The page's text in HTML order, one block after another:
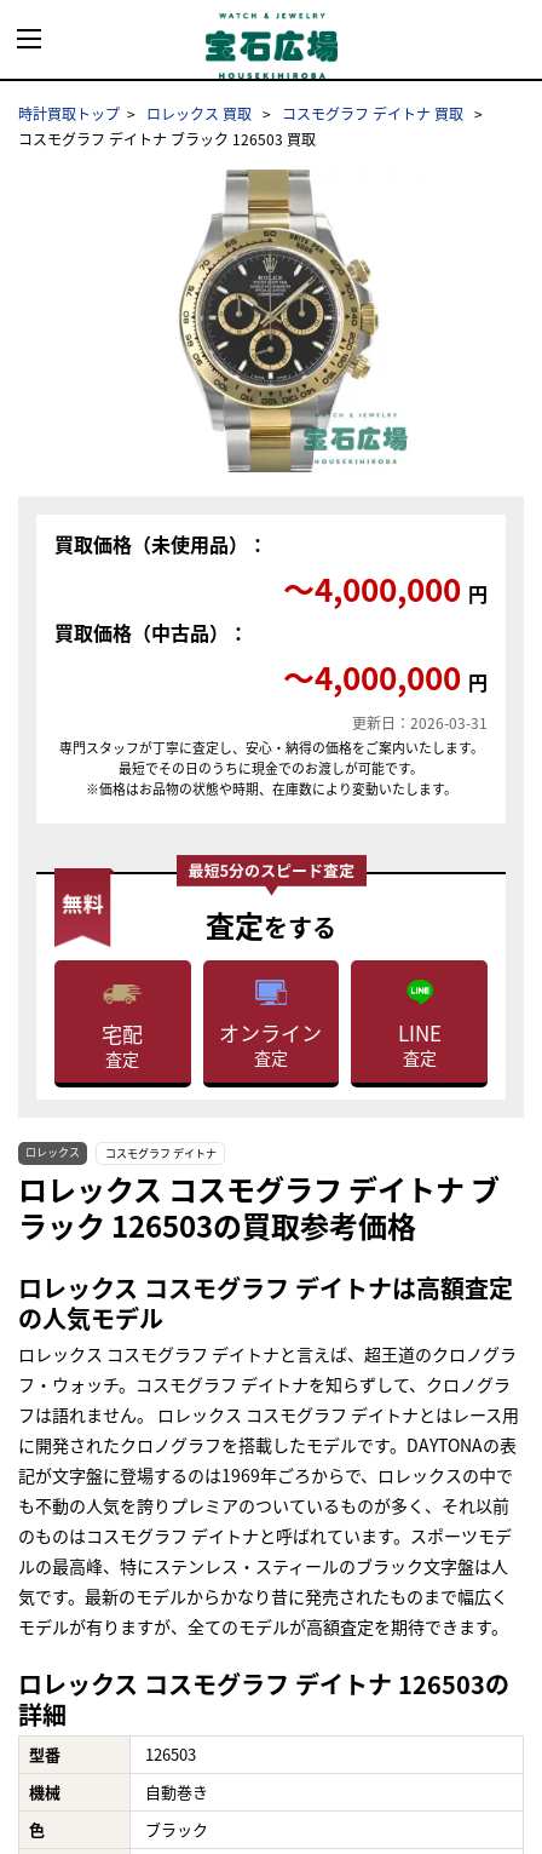
時計買取トップ ロレックス 買取
コスモグラフ デイトナ 買取
コスモグラフ デイトナ ブラック 126503 買取
買取価格（未使用品）：
〜4,000,000 円
買取価格（中古品）：
〜4,000,000 円
更新日：2026-03-31
専門スタッフが丁寧に査定し、安心・納得の価格をご案内いたします。
最短でその日のうちに現金でのお渡しが可能です。
※価格はお品物の状態や時期、在庫数により変動いたします。
査定をする
宅配
査定
オンライン
査定
LINE
査定
ロレックス コスモグラフ デイトナ
ロレックス コスモグラフ デイトナ ブ
ラック 126503の買取参考価格
ロレックス コスモグラフ デイトナは高額査定
の人気モデル
ロレックス コスモグラフ デイトナと言えば、超王道のクロノグラ
フ・ウォッチ。コスモグラフ デイトナを知らずして、クロノグラ
フは語れません。 ロレックス コスモグラフ デイトナとはレース用
に開発されたクロノグラフを搭載したモデルです。DAYTONAの表
記が文字盤に登場するのは1969年ごろからで、ロレックスの中で
も不動の人気を誇りプレミアのついているものが多く、それ以前
のものはコスモグラフ デイトナと呼ばれています。スポーツモデ
ルの最高峰、特にステンレス・スティールのブラック文字盤は人
気です。最新のモデルからかなり昔に発売されたものまで幅広く
モデルが有りますが、全てのモデルが高額査定を期待できます。
ロレックス コスモグラフ デイトナ 126503の
詳細
型番
126503
機械
自動巻き
色
ブラック